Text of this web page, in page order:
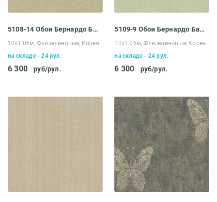
5108-14 Обои Бернардо Барталуччи Абрузо
10х1.06м, Флизелиновые, Корея
на складе - 24 рул.
6 300 руб/рул.
5109-9 Обои Бернардо Барталуччи Абрузо
10х1.06м, Флизелиновые, Корея
на складе - 24 рул.
6 300 руб/рул.